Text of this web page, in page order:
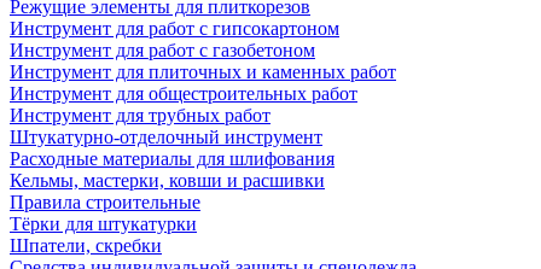
Режущие элементы для плиткорезов
Инструмент для работ с гипсокартоном
Инструмент для работ с газобетоном
Инструмент для плиточных и каменных работ
Инструмент для общестроительных работ
Инструмент для трубных работ
Штукатурно-отделочный инструмент
Расходные материалы для шлифования
Кельмы, мастерки, ковши и расшивки
Правила строительные
Тёрки для штукатурки
Шпатели, скребки